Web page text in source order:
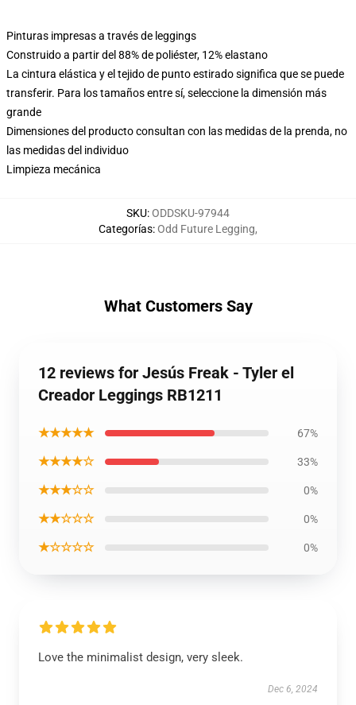
Pinturas impresas a través de leggings
Construido a partir del 88% de poliéster, 12% elastano
La cintura elástica y el tejido de punto estirado significa que se puede
transferir. Para los tamaños entre sí, seleccione la dimensión más
grande
Dimensiones del producto consultan con las medidas de la prenda, no
las medidas del individuo
Limpieza mecánica
SKU:ODDSKU-97944
Categorías:Odd Future Legging,
What Customers Say
12 reviews for Jesús Freak - Tyler el
Creador Leggings RB1211
★★★★★ 67%
★★★★☆ 33%
★★★☆☆ 0%
★★☆☆☆ 0%
★☆☆☆☆ 0%
Love the minimalist design, very sleek.
Dec 6, 2024